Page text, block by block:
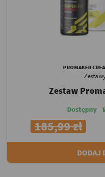
PROMAKER
Zestaw
Dostępny -
185,99 zł
DODAJ